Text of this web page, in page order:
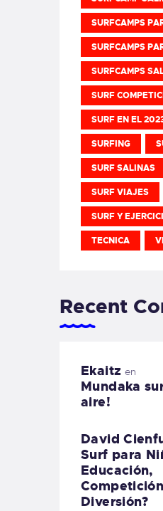
SURFCAMPS
SURFCAMPS
SURFCAMPS
SURF
SURF EN EL
SURFING
SURF SALINAS
SURF VIAJES
SURF Y
TECNICA
Recent
Ekaitz en
Mundaka
aire!
David
Surf para
Educación,
Diversión?